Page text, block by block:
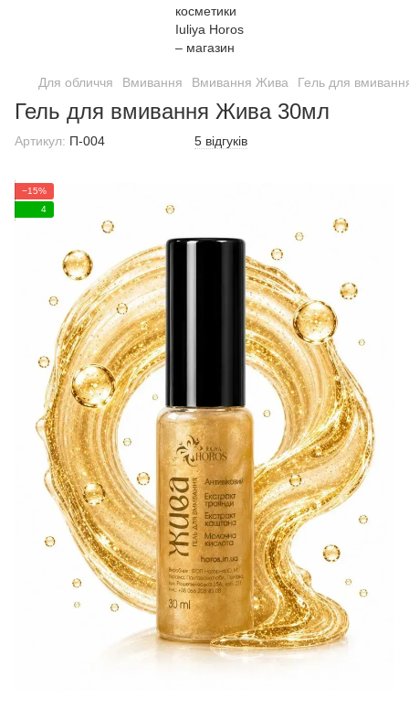
Для обличчя Вмивання Вмивання Жива Гель для
Гель для вмивання Жива 30мл
Артикул: П-004 5 відгуків
−15%
4